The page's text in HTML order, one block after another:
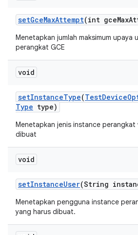
setGceMaxAttempt(int gceMax
Menetapkan jumlah maksimum upaya
perangkat GCE
void
setInstanceType(TestDevice
Type type)
Menetapkan jenis instance perangkat
dibuat
void
setInstanceUser(String
Menetapkan pengguna instance
yang harus dibuat.